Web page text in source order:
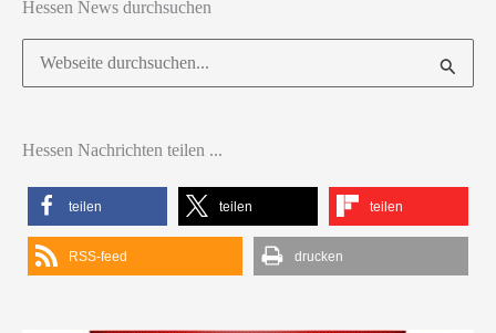
Hessen News durchsuchen
Suchen
nach:
Hessen Nachrichten teilen ...
teilen teilen teilen
RSS-feed drucken